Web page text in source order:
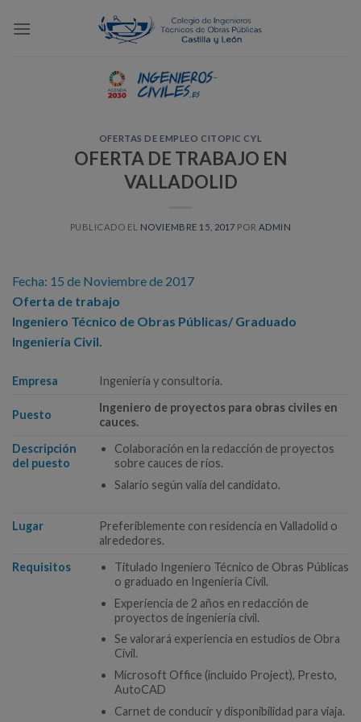
OFERTAS DE EMPLEO CITOPIC CYL
OFERTA DE TRABAJO EN
VALLADOLID
PUBLICADO EL NOVIEMBRE 15, 2017 POR ADMIN
Fecha: 15 de Noviembre de 2017
Oferta de trabajo
Ingeniero Técnico de Obras Públicas/ Graduado
Ingeniería Civil.
Empresa Ingeniería y consultoría.
Puesto
Ingeniero de proyectos para obras civiles en
cauces.
Descripción
del puesto
Colaboración en la redacción de proyectos
sobre cauces de ríos.
Salario según valía del candidato.
Lugar
Preferiblemente con residencia en Valladolid o
alrededores.
Requisitos
Titulado Ingeniero Técnico de Obras Públicas
o graduado en Ingeniería Civil.
Experiencia de 2 años en redacción de
proyectos de ingeniería civil.
Se valorará experiencia en estudios de Obra
Civil.
Microsoft Office (incluido Project), Presto,
AutoCAD
Carnet de conducir y disponibilidad para viaja.